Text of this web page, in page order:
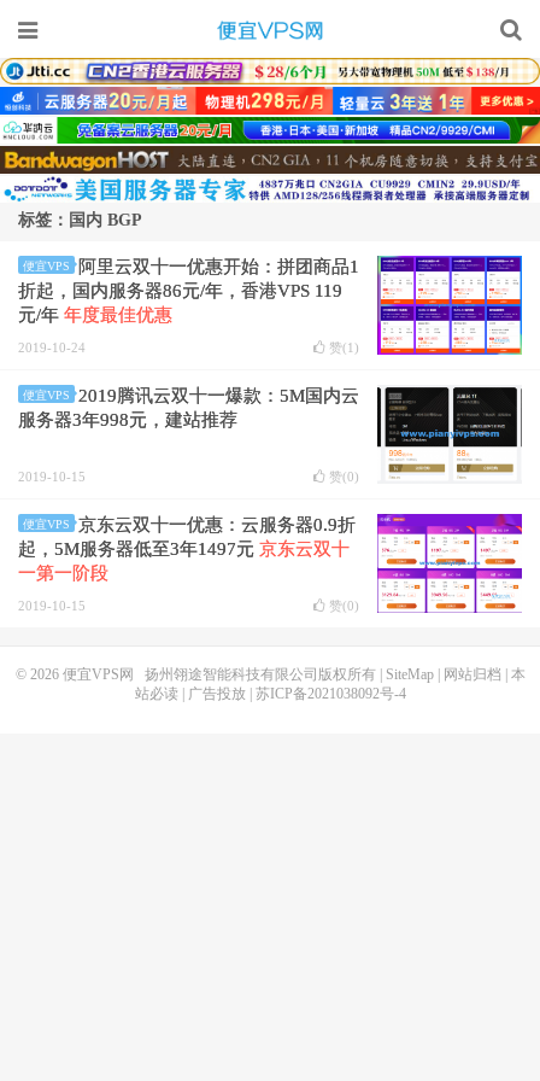
标签：国内 BGP
便宜VPS
阿里云双十一优惠开始：拼团商品1
折起，国内服务器86元/年，香港VPS 119
元/年 年度最佳优惠
2019-10-24 赞(1 )
便宜VPS
2019腾讯云双十一爆款：5M国内云
服务器3年998元，建站推荐
2019-10-15 赞(0)
便宜VPS
京东云双十一优惠：云服务器0.9折
起，5M服务器低至3年1497元 京东云双十
一第一阶段
2019-10-15 赞(0)
© 2026 便宜VPS网 扬州翎途智能科技有限公司版权所有 | SiteMap| 网站归档
本
站必读
广告投放| 苏ICP备2021038092号-4